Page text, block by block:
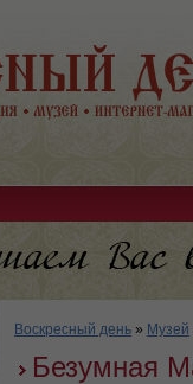
Воскресный день » Музей
Безумная